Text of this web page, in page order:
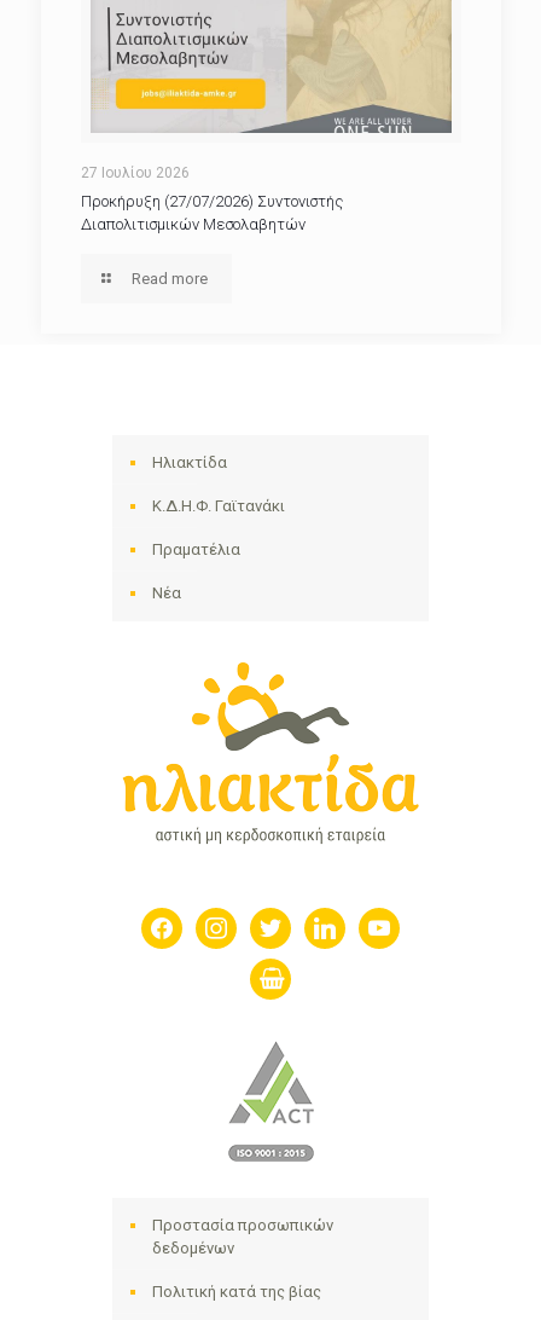
27 Ιουλίου 2026
Προκήρυξη (27/07/2026) Συντονιστής
Διαπολιτισμικών Μεσολαβητών
Read more
Ηλιακτίδα
Κ.Δ.Η.Φ. Γαϊτανάκι
Πραματέλια
Νέα
facebookinstagramtwitter linkedin youtube
shopping-
basket
Προστασία προσωπικών
δεδομένων
Πολιτική κατά της βίας